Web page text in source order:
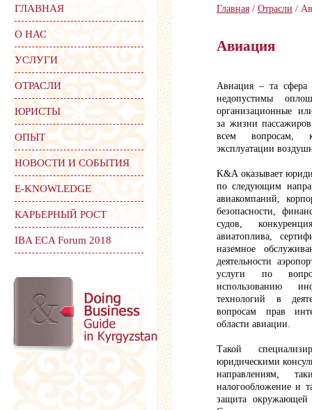
Главная / Отрасли /
Авиация
Авиация – та
недопустимы
организационные
за жизни пассажиров
всем вопросам,
эксплуатации
K&A оказывает
по следующим
авиакомпаний,
безопасности,
судов,
авиатоплива,
наземное
деятельности
услуги по
использованию
технологий в
вопросам прав
области авиации.
Такой
юридическими
направлениям,
налогообложение и
защита
ГЛАВНАЯ
О НАС
УСЛУГИ
ОТРАСЛИ
ЮРИСТЫ
ОПЫТ
НОВОСТИ И СОБЫТИЯ
Е-KNOWLEDGE
КАРЬЕРНЫЙ РОСТ
IBA ECA Forum 2018